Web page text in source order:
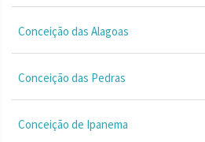
Conceição das Alagoas
Conceição das Pedras
Conceição de Ipanema